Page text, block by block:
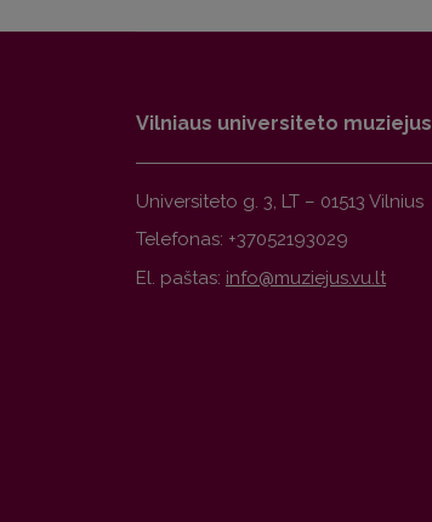
Vilniaus universiteto muziejus
Universiteto g. 3, LT – 01513 Vilnius
Telefonas: +37052193029
El. paštas: